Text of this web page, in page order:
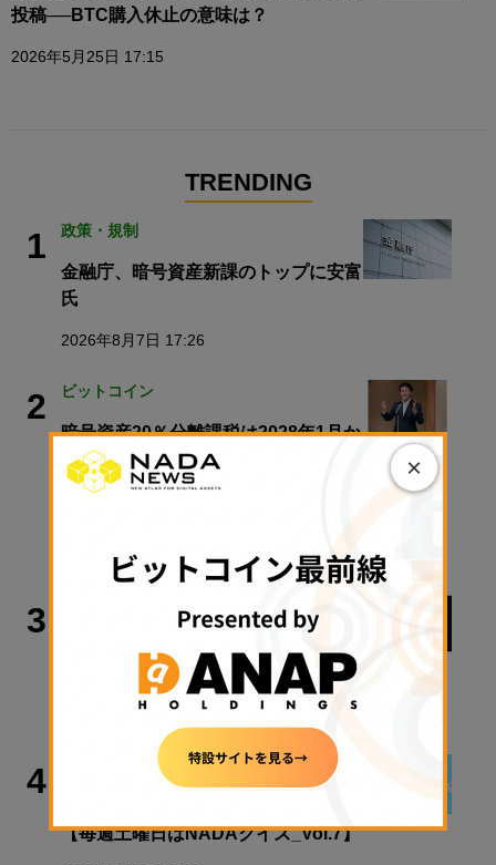
投稿──BTC購入休止の意味は？
2026年5月25日 17:15
TRENDING
1 政策・規制
金融庁、暗号資産新課のトップに安富
氏
2026年8月7日 17:26
2 ビットコイン
暗号資産20％分離課税は2028年1月か
ら──井林たつのり議員が語る「日本
版ビットコインETF」と税制改正の先
2026年8月8日 06:00
3
2026年8月8日 11:29
4
【毎週土曜日はNADAクイズ_Vol.7】
×